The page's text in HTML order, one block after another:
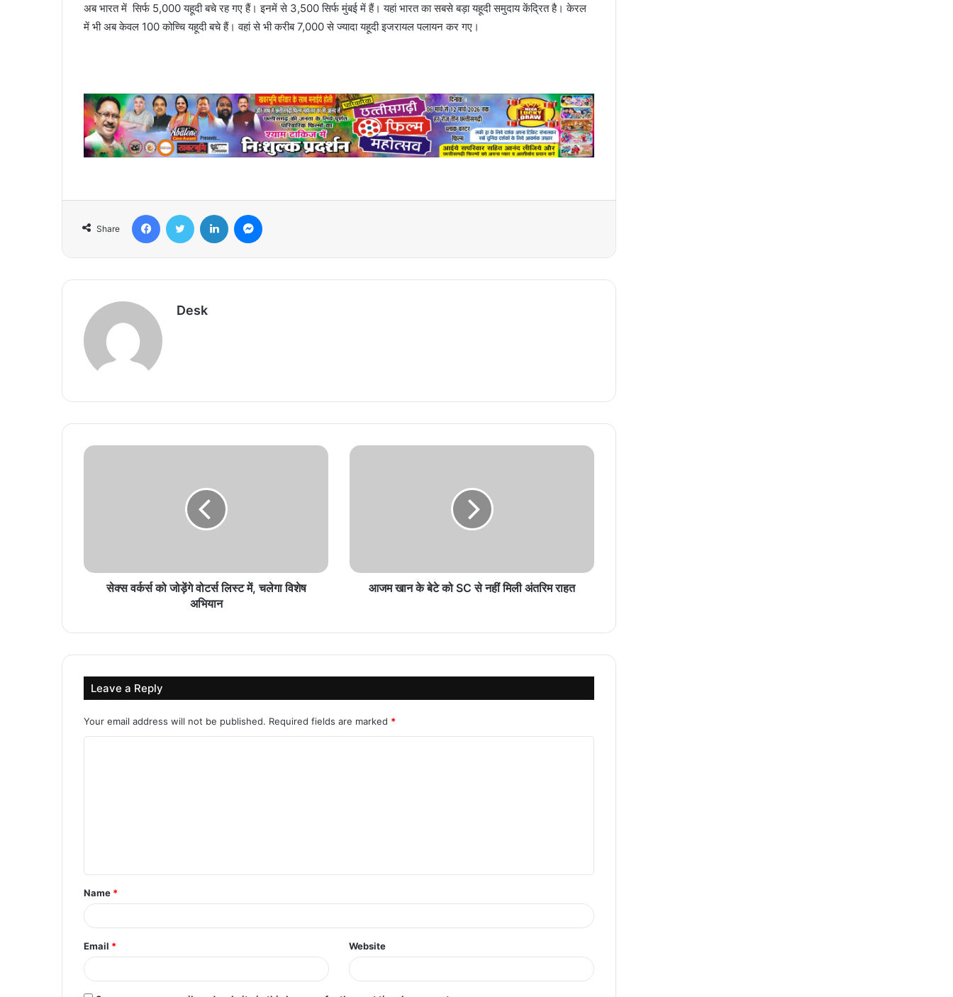
अब भारत में सिर्फ 5,000 यहूदी बचे रह गए हैं। इनमें से 3,500 सिर्फ मुंबई में हैं। यहां भारत का सबसे बड़ा यहूदी समुदाय केंद्रित है। केरल
में भी अब केवल 100 कोच्चि यहूदी बचे हैं। वहां से भी करीब 7,000 से ज्‍यादा यहूदी इजरायल पलायन कर गए।
Share
Desk
सेक्स वर्कर्स को जोड़ेंगे वोटर्स लिस्ट में, चलेगा विशेष
अभियान
आजम खान के बेटे को SC से नहीं मिली अंतरिम राहत
Leave a Reply
Your email address will not be published. Required fields are marked *
t
*
Name *
Email * Website